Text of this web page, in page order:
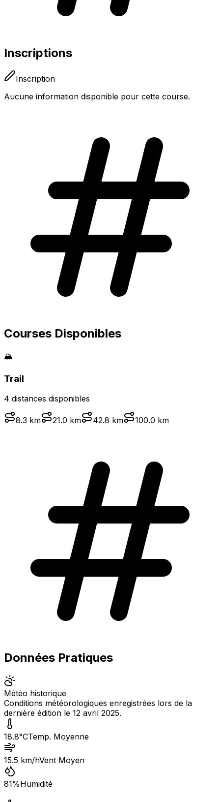
Inscriptions
Inscription
Aucune information disponible pour cette course.
Courses Disponibles
🏔️
Trail
4 distances disponibles
8.3 km 21.0 km 42.8 km 100.0 km
Données Pratiques
Météo historique
Conditions météorologiques enregistrées lors de la
dernière édition le 12 avril 2025.
18.8°CTemp. Moyenne
15.5 km/hVent Moyen
81%Humidité